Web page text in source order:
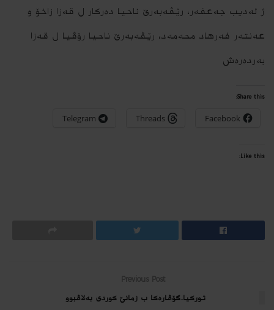
ژ ئەدیب جەعفەر، رێڤەبەرێ ناحیا دەرکار ل قەزا زاخۆ و
عەنتەر فەرھاد محەمەد، رێڤەبەرێ ناحیا رۆڤیا ل قەزا
بەردەرەش
Share this:
Facebook
Threads
Telegram
Like this:
Previous Post
توركیا..گۆڤاره‌كا ب زمانێ كوردی به‌لاڤبوو